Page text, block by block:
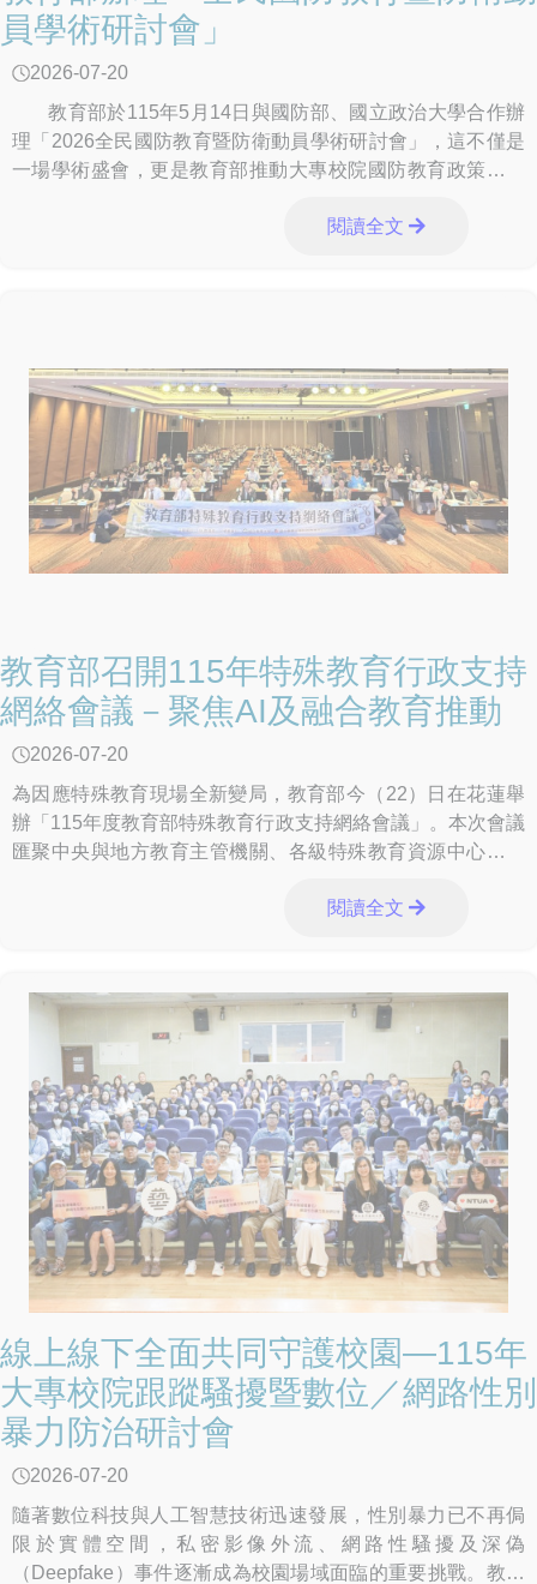
員學術研討會」
2026-07-20
教育部於115年5月14日與國防部、國立政治大學合作辦
理「2026全民國防教育暨防衛動員學術研討會」，這不僅是
一場學術盛會，更是教育部推動大專校院國防教育政策的重
閱讀全文
教育部召開115年特殊教育行政支持
網絡會議－聚焦AI及融合教育推動
2026-07-20
為因應特殊教育現場全新變局，教育部今（22）日在花蓮舉
辦「115年度教育部特殊教育行政支持網絡會議」。本次會議
匯聚中央與地方教育主管機關、各級特殊教育資源中心及專
閱讀全文
線上線下全面共同守護校園—115年
大專校院跟蹤騷擾暨數位／網路性別
暴力防治研討會
2026-07-20
隨著數位科技與人工智慧技術迅速發展，性別暴力已不再侷
限於實體空間，私密影像外流、網路性騷擾及深偽
（Deepfake）事件逐漸成為校園場域面臨的重要挑戰。教育